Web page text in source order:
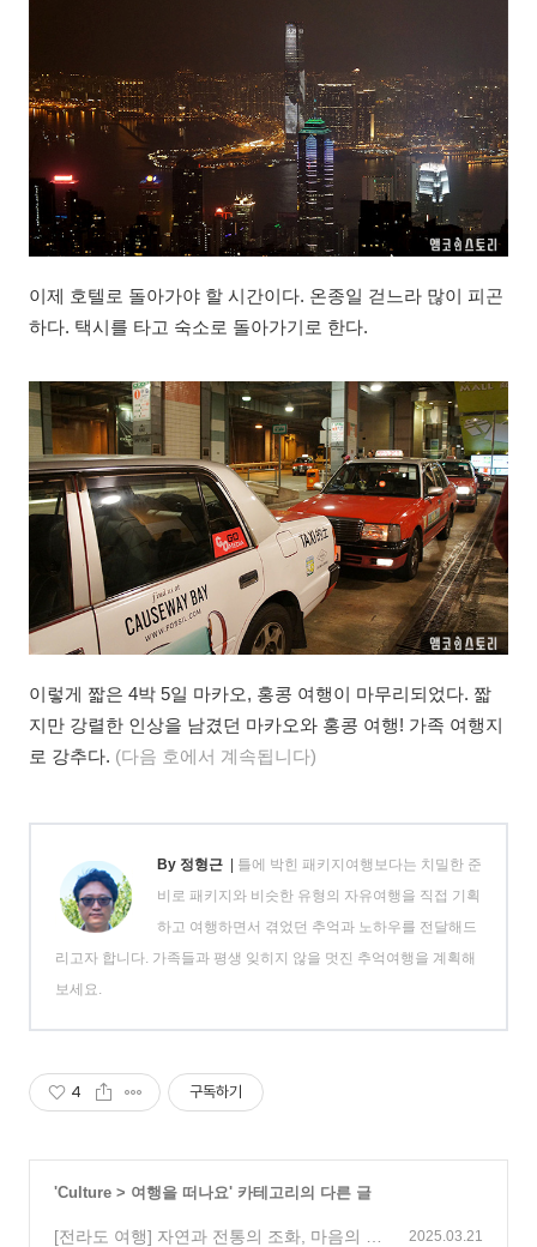
이제 호텔로 돌아가야 할 시간이다. 온종일 걷느라 많이 피곤
하다. 택시를 타고 숙소로 돌아가기로 한다.
이렇게 짧은 4박 5일 마카오, 홍콩 여행이 마무리되었다. 짧
지만 강렬한 인상을 남겼던 마카오와 홍콩 여행! 가족 여행지
로 강추다. (다음 호에서 계속됩니다)
By 정형근 | 틀에 박힌 패키지여행보다는 치밀한 준
비로 패키지와 비슷한 유형의 자유여행을 직접 기획
하고 여행하면서 겪었던 추억과 노하우를 전달해드
리고자 합니다. 가족들과 평생 잊히지 않을 멋진 추억여행을 계획해
보세요.
4 구독하기
'Culture > 여행을 떠나요' 카테고리의 다른 글
[전라도 여행] 자연과 전통의 조화, 마음의 평
2025.03.21